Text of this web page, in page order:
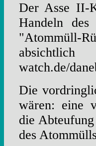
Der Asse II-
Handeln des
"Atommüll-
watch.de/
Die
wären: eine
die
des